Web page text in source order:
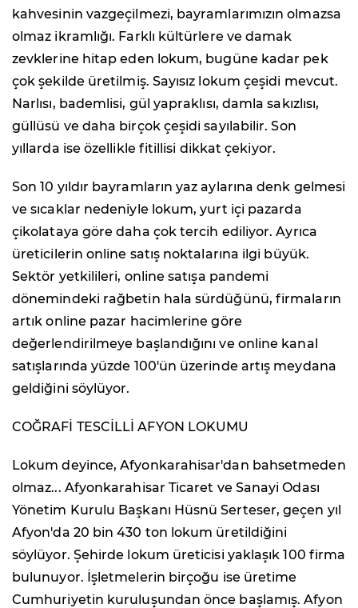
kahvesinin vazgeçilmezi, bayramlarımızın olmazsa
olmaz ikramlığı. Farklı kültürlere ve damak
zevklerine hitap eden lokum, bugüne kadar pek
çok şekilde üretilmiş. Sayısız lokum çeşidi mevcut.
Narlısı, bademlisi, gül yapraklısı, damla sakızlısı,
güllüsü ve daha birçok çeşidi sayılabilir. Son
yıllarda ise özellikle fitillisi dikkat çekiyor.
Son 10 yıldır bayramların yaz aylarına denk gelmesi
ve sıcaklar nedeniyle lokum, yurt içi pazarda
çikolataya göre daha çok tercih ediliyor. Ayrıca
üreticilerin online satış noktalarına ilgi büyük.
Sektör yetkilileri, online satışa pandemi
dönemindeki rağbetin hala sürdüğünü, firmaların
artık online pazar hacimlerine göre
değerlendirilmeye başlandığını ve online kanal
satışlarında yüzde 100'ün üzerinde artış meydana
geldiğini söylüyor.
COĞRAFİ TESCİLLİ AFYON LOKUMU
Lokum deyince, Afyonkarahisar'dan bahsetmeden
olmaz... Afyonkarahisar Ticaret ve Sanayi Odası
Yönetim Kurulu Başkanı Hüsnü Serteser, geçen yıl
Afyon'da 20 bin 430 ton lokum üretildiğini
söylüyor. Şehirde lokum üreticisi yaklaşık 100 firma
bulunuyor. İşletmelerin birçoğu ise üretime
Cumhuriyetin kuruluşundan önce başlamış. Afyon